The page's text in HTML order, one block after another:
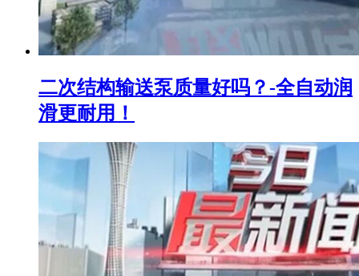
二次结构输送泵质量好吗？-全自动润
滑更耐用！